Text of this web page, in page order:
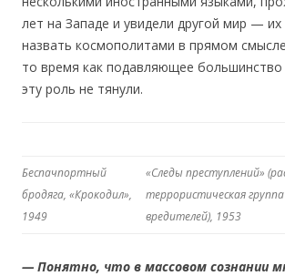
лет на Западе и увидели другой мир —
назвать космополитами в прямом
то время как подавляющее
эту роль не тянули.
Беспачпортный
бродяга, «Крокодил»,
1949
«Следы преступлений»
террористическая
вредителей), 1953
— Понятно, что в массовом сознании